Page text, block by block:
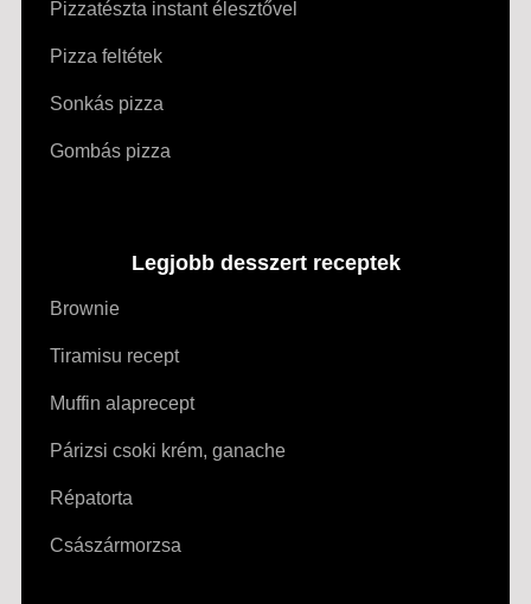
Pizzatészta instant élesztővel
Pizza feltétek
Sonkás pizza
Gombás pizza
Legjobb desszert receptek
Brownie
Tiramisu recept
Muffin alaprecept
Párizsi csoki krém, ganache
Répatorta
Császármorzsa